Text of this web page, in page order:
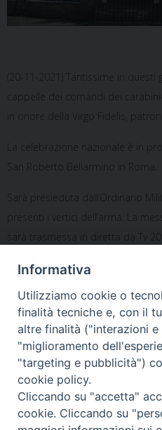
(20-11-2021) Tantissime in questi
cappelle dei comandi dei
in onore della Virgo Fidelis,
La celebrazione nazionale è in
San Roberto Bellarmino in Roma.
Sarà presieduta dall’Ordinario
presenti i vertici dell’arma. La
sarà trasmessa in diretta da Tv
Notificheapp
Mons. Cascio dai Cappellani
della XII Zona
Informativa
Utilizziamo cookie o
finalità tecniche e, con il
altre finalità ("interazioni
"miglioramento
"targeting e pubblicità")
cookie policy.
Cliccando su "accetta"
cookie. Cliccando su